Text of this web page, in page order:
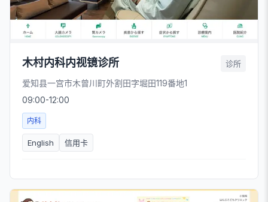
木村内科内视镜诊所 诊所
爱知县一宫市木曾川町外割田字堀田119番地1
09:00-12:00
内科
English 信用卡